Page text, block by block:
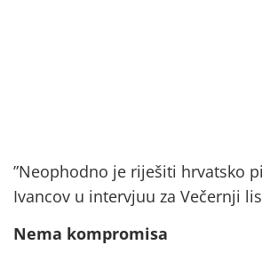
”Neophodno je riješiti hrvatsko
Ivancov u intervjuu za Večernji
Nema kompromisa